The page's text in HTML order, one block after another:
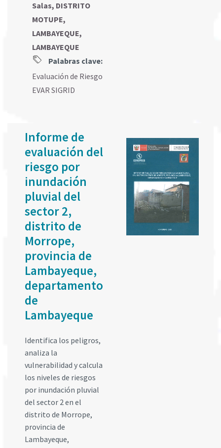
Salas, DISTRITO
MOTUPE,
LAMBAYEQUE,
LAMBAYEQUE
Palabras clave:
Evaluación de Riesgo
EVAR SIGRID
Informe de
evaluación del
riesgo por
inundación
pluvial del
sector 2,
distrito de
Morrope,
provincia de
Lambayeque,
departamento
de
Lambayeque
Identifica los peligros,
analiza la
vulnerabilidad y calcula
los niveles de riesgos
por inundación pluvial
del sector 2 en el
distrito de Morrope,
provincia de
Lambayeque,